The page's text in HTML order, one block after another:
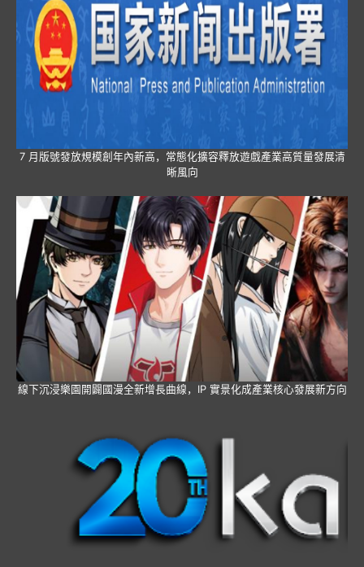
7 月版號發放規模創年內新高，常態化擴容釋放遊戲產業高質量發展清
晰風向
線下沉浸樂園開闢國漫全新增長曲線，IP 實景化成產業核心發展新方向